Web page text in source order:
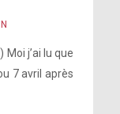
Moi j’ai lu que
7 avril après